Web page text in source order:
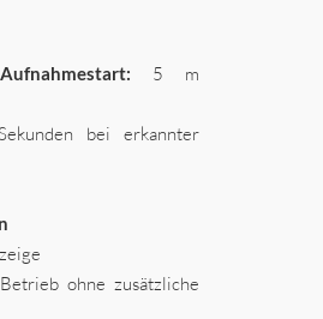
5 m
bei erkannter
ohne zusätzliche